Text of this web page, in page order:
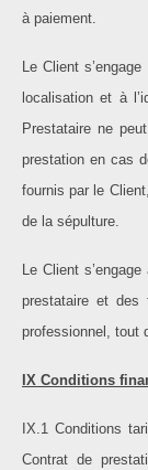
à paiement.
Le Client
localisation et à
Prestataire ne
prestation en cas
fournis par le
de la sépulture.
Le Client
prestataire et des
professionnel, tout
IX Conditions
IX.1 Conditions
Contrat de